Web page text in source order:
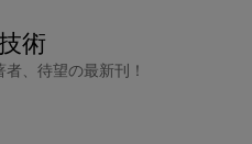
術
、待望の最新刊！